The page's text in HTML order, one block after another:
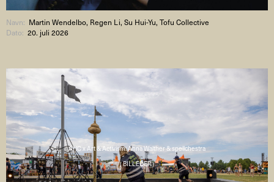
Navn: Martin Wendelbo, Regen Li, Su Hui-Yu, Tofu Collective
Dato:20. juli 2026
AHC x Art & Activism: Anna Walther & spellchestra
( BILLEDER )